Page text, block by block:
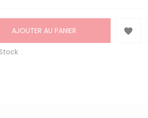
AJOUTER AU PANIER 